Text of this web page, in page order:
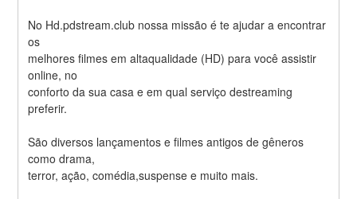
No Hd.pdstream.club nossa missão é te ajudar a encontrar
os
melhores filmes em altaqualidade (HD) para você assistir
online, no
conforto da sua casa e em qual serviço destreaming
preferir.
São diversos lançamentos e filmes antigos de gêneros
como drama,
terror, ação, comédia,suspense e muito mais.